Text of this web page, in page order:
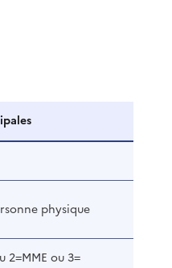
physique
2=MME ou 3=